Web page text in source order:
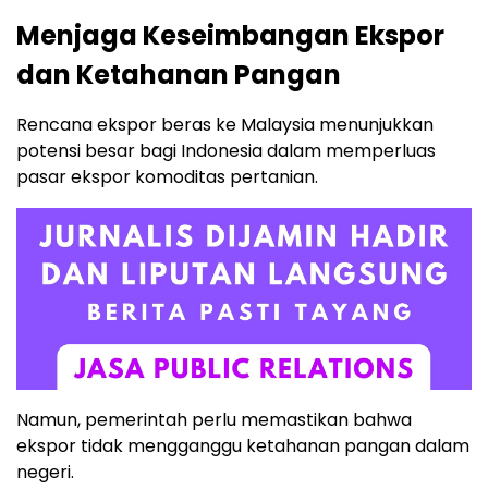
Menjaga Keseimbangan Ekspor
dan Ketahanan Pangan
Rencana ekspor beras ke Malaysia menunjukkan
potensi besar bagi Indonesia dalam memperluas
pasar ekspor komoditas pertanian.
Namun, pemerintah perlu memastikan bahwa
ekspor tidak mengganggu ketahanan pangan dalam
negeri.